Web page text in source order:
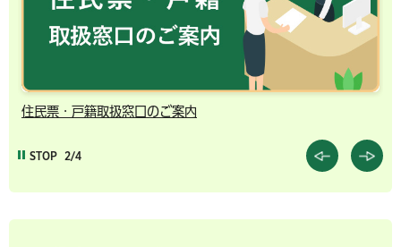
住民票・戸籍取扱窓口のご案内
STOP 2/4